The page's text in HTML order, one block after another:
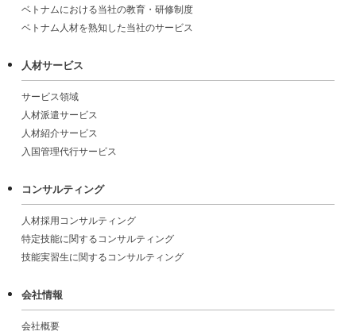
ベトナムにおける当社の教育・研修制度
ベトナム人材を熟知した当社のサービス
人材サービス
サービス領域
人材派遣サービス
人材紹介サービス
入国管理代行サービス
コンサルティング
人材採用コンサルティング
特定技能に関するコンサルティング
技能実習生に関するコンサルティング
会社情報
会社概要